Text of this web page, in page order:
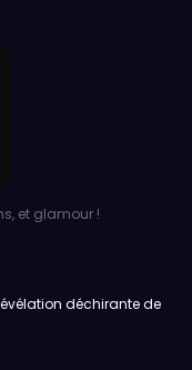
et glamour !
révélation déchirante de